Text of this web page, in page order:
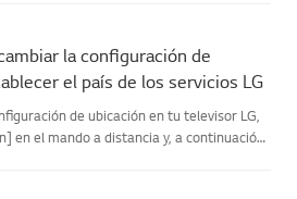
la configuración de
el país de los servicios LG
de ubicación en tu televisor LG,
en el mando a distancia y, a continuación,